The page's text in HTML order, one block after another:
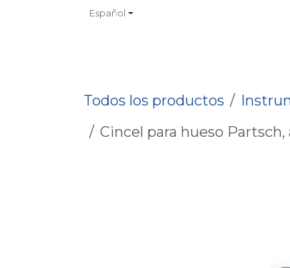
Ir al contenidoEspañol
Todos los productos
Cincel para hueso Partsch,